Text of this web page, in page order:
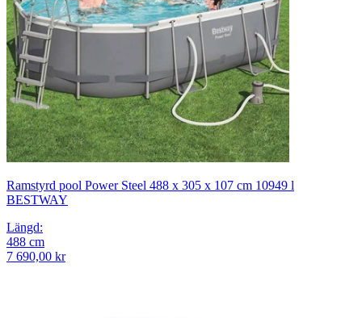
Ramstyrd pool Power Steel 488 x 305 x 107 cm 10949 l
BESTWAY
Längd:
488 cm
7 690,00 kr